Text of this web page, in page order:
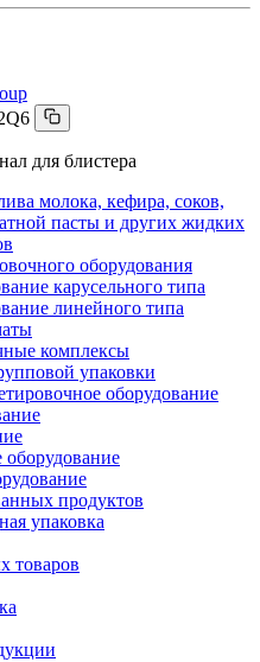
для блистера
молока, кефира, соков,
пасты и других жидких
оборудования
карусельного типа
линейного типа
комплексы
упаковки
оборудование
оборудование
продуктов
упаковка
товаров